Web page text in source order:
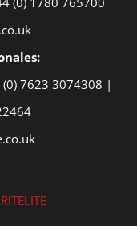
7623 3074308 |